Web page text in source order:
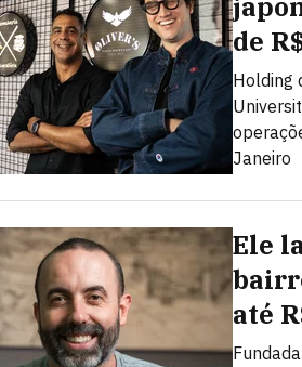
de
Holding
Janeiro
Ele
até